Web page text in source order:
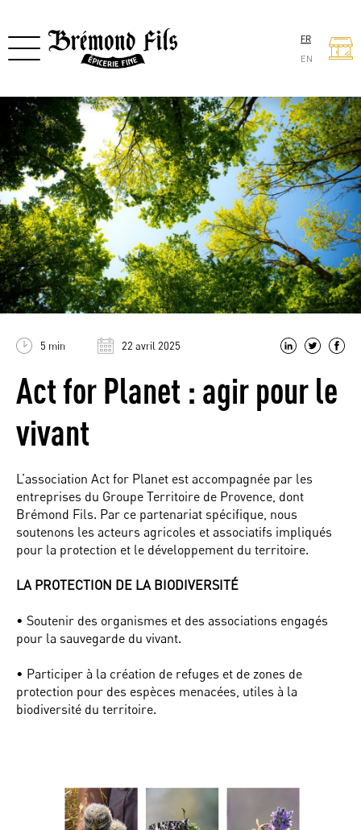
FR
EN
5 min 22 avril 2025
Act for Planet : agir pour le
vivant
L’association Act for Planet est accompagnée par les
entreprises du Groupe Territoire de Provence, dont
Brémond Fils. Par ce partenariat spécifique, nous
soutenons les acteurs agricoles et associatifs impliqués
pour la protection et le développement du territoire.
LA PROTECTION DE LA BIODIVERSITÉ
• Soutenir des organismes et des associations engagés
pour la sauvegarde du vivant.
• Participer à la création de refuges et de zones de
protection pour des espèces menacées, utiles à la
biodiversité du territoire.